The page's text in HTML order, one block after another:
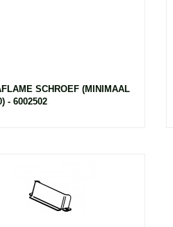
SCHROEF (MINIMAAL
- 6002502